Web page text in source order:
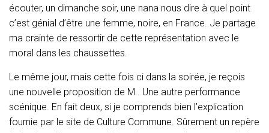
écouter, un dimanche soir, une nana nous dire à quel point
c’est génial d’être une femme, noire, en France. Je partage
ma crainte de ressortir de cette représentation avec le
moral dans les chaussettes.
Le même jour, mais cette fois ci dans la soirée, je reçois
une nouvelle proposition de M.. Une autre performance
scénique. En fait deux, si je comprends bien l’explication
fournie par le site de Culture Commune. Sûrement un repère